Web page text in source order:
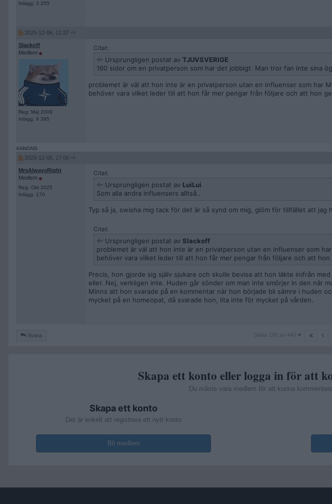
Inlägg: 3 255
2025-12-06, 12:37
Slackoff
Medlem
Reg: Maj 2009
Inlägg: 8 395
Citat:
Ursprungligen postat av TJUVSVERIGE
160 sidor om en privatperson som har det jobbigt. Man tror fan inte sina
problemet är väl att hon inte är en privatperson utan en influenser som har
behöver vara vilket leder till att hon får mer pengar från följare och att hon
2025-12-06, 17:00
MrsAlwaysRight
Medlem
Reg: Okt 2025
Inlägg: 170
Citat:
Ursprungligen postat av LuiLui
Som alla andra influensers alltså..
Typ så ja, swisha mig tack för det är så synd om mig, glöm för tillfället att
Citat:
Ursprungligen postat av Slackoff
problemet är väl att hon inte är en privatperson utan en influenser som
behöver vara vilket leder till att hon får mer pengar från följare och att hon
Precis, hon gjorde sig själv sjukare och skulle bevisa att hon läkte inifrån
eller. Nej, verkligen inte. Huden går sönder om man inte smörjer in den när
Minns att hon svarade på en kommentar när hon började bli sämre i huden
mycket på en homeopat, då svarade hon, lita inte för mycket på vården.
Svara
Sidan
Sidan 160 av 440
Skapa ett konto eller logga in för att
Du måste vara medlem för att kunna
Skapa ett konto
Det är enkelt att registrera ett nytt konto
Bli medlem